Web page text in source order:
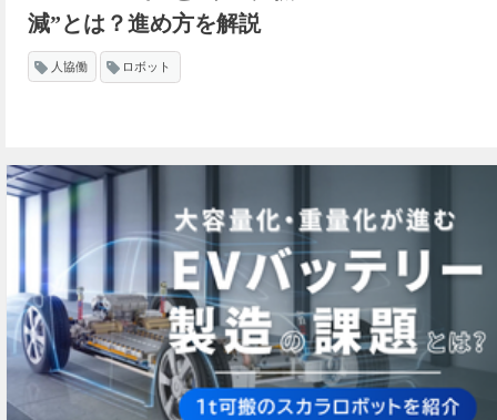
減”とは？進め方を解説
人協働 ロボット